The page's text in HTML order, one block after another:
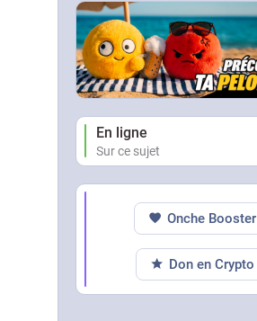
En ligne
Sur ce sujet
Onche Booster
Don en Crypto